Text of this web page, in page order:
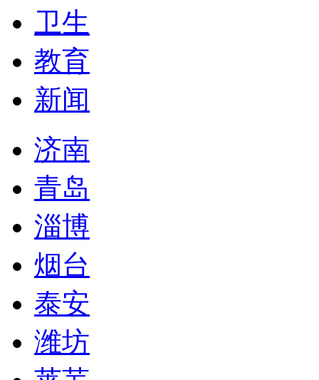
卫生
教育
新闻
济南
青岛
淄博
烟台
泰安
潍坊